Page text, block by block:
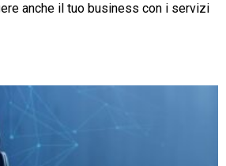
anche il tuo business con i servizi